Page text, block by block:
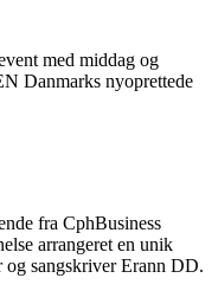
med middag og
Danmarks nyoprettede
fra CphBusiness
arrangeret en unik
og sangskriver Erann DD.